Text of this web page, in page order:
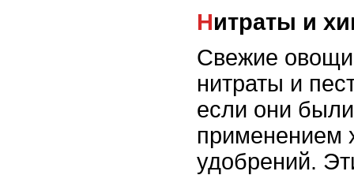
Нитраты и
Свежие овощи
нитраты и
если они
применением
удобрений.